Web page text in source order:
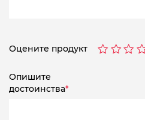
Оцените продукт
Опишите
достоинства*